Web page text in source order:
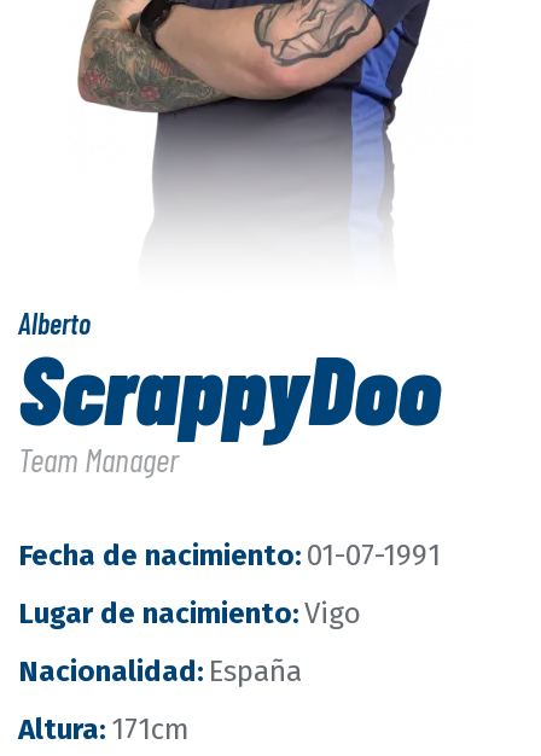
Alberto
ScrappyDoo
Team Manager
Fecha de nacimiento: 01-07-1991
Lugar de nacimiento:Vigo
Nacionalidad: España
Altura: 171cm